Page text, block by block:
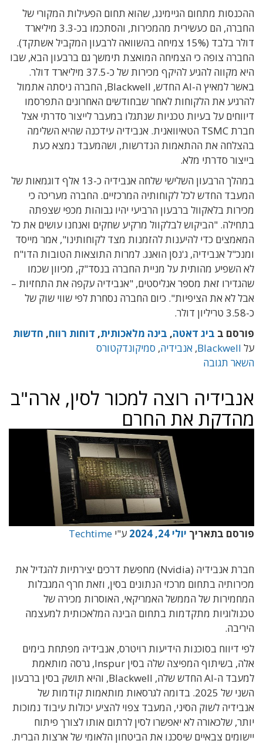
ההכנסות מתחום הגיימינג, שהוא תחום הפעילות המקורי של
החברה, הם כעשירית מהמכירות, והסתכמו בכ-3.3 מיליארד
דולר בלבד (15% צמיחה בהשוואה לרבעון המקביל אשתקד).
החברה צופה כי הצמיחה המואצת תימשך גם ברבעון הבא, שבו
היא מקווה להגיע להיקף מכירות של כ-37.5 מיליארד דולר.
באשר למאיץ ה-AI החדש, Blackwell, החברה ניסתה אתמול
להרגיע את הלקוחות לאחר שבחודשים האחרונים התפרסמו
דיווחים על בעיות טכניות שנתגלו במעבר לייצור סדרתי אצל
חברת TSMC הטאיוואנית. אנבידיה עידכנה שהיא השלימה
בהצלחה את ההתאמות הנדרשות, ושהמעבד נמצא כעת
בייצור סדרתי מלא.
במהלך הרבעון השלישי שלחה אנבידיה כ-13 אלף דוגמאות של
המעבד החדש לכל לקוחותיה המרכזיים. החברה מעריכה כי
מכירות בלאקוול ברבעון הרביעי יהיו גבוהות מכפי שצפתה
בתחילה. "הביקוש לבלקוול מרקיע שחקים ואנחנו עושים את כל
המאמצים כדי להיענות להזמנות מצד לקוחותינו", אמר מייסד
ומנכ"ל אנבידיה, ג'נסן הואנג. למרות התוצאות הטובות הדו"ח
לא השפיע מהותית על מניית החברה בנסד"ק, מכיוון שכמו
שהגדירו זאת מספר אנליסטים, "אנבידיה עקפה את התחזיות –
אבל לא את הציפיות". כיום החברה נסחרת לפי שווי שוק של
כ-3.58 טריליון דולר.
פורסם ב ביג דאטה, בינה מלאכותית, דוחות רווח, חדשות
על Blackwell
, אנבידיה, סמיקונדקטורס
השאר תגובה
אנבידיה רוצה למכור לסין, ארה"ב
מהדקת את החרם
פורסם בתאריך יולי 24, 2024 ע"י Techtime
חברת אנבידיה (Nvidia) מחפשת דרכים יצירתיות להגדיל את
מכירותיה בתחום מרכזי הנתונים בסין, וזאת חרף המגבלות
המחמירות של הממשל האמריקאי, האוסרות מכירה של
טכנולוגיות מתקדמות בתחום הבינה המלאכותית למעצמה
היריבה.
לפי דיווח בסוכנות הידיעות רויטרס, אנבידיה מפתחת בימים
אלה, בשיתוף המפיצה שלה בסין Inspur, גרסה מותאמת
למעבד ה-AI החדש שלה, Blackwell, והיא תושק בסין ברבעון
השני של 2025. בדומה לגרסאות מותאמות קודמות של
אנבידיה לשוק הסיני, המעבד צפוי להציע יכולות עיבוד נמוכות
יותר, שלכאורה לא יאפשרו לסין לרתום אותו לצורך פיתוח
יישומים צבאיים שיסכנו את הביטחון הלאומי של ארצות הברית.